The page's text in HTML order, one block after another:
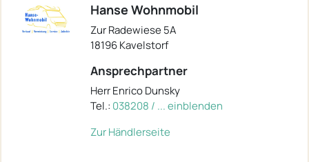
Hanse Wohnmobil
Zur Radewiese 5A
18196 Kavelstorf
Ansprechpartner
Herr Enrico Dunsky
Tel.: 038208 / ... einblenden
Zur Händlerseite